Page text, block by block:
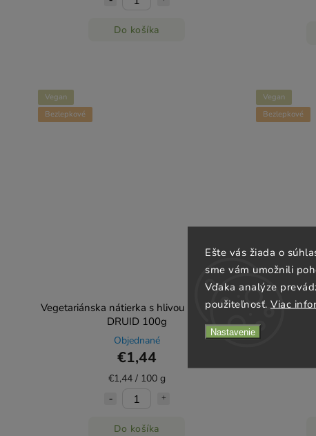
Ešte vás žiada o
sme vám umožnili
Vďaka analýze
použiteľnosť. Viac
Nastavenie
Do košíka
Vegan
Bezlepkové
Vegetariánska nátierka s hlivou ustricovou
DRUID 100g
Objednané
€1,44
€1,44 / 100 g
Do košíka
Vegan
Bezlepkové